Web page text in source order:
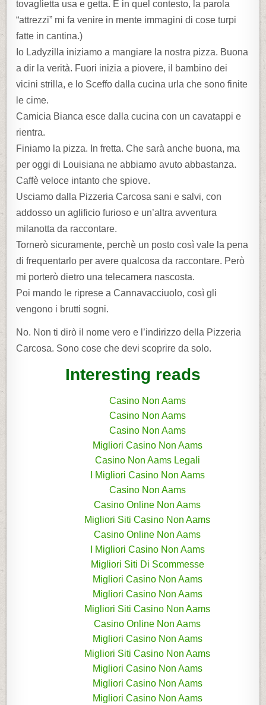
tovaglietta usa e getta. E in quel contesto, la parola
“attrezzi” mi fa venire in mente immagini di cose turpi
fatte in cantina.)
Io Ladyzilla iniziamo a mangiare la nostra pizza. Buona
a dir la verità. Fuori inizia a piovere, il bambino dei
vicini strilla, e lo Sceffo dalla cucina urla che sono finite
le cime.
Camicia Bianca esce dalla cucina con un cavatappi e
rientra.
Finiamo la pizza. In fretta. Che sarà anche buona, ma
per oggi di Louisiana ne abbiamo avuto abbastanza.
Caffè veloce intanto che spiove.
Usciamo dalla Pizzeria Carcosa sani e salvi, con
addosso un aglificio furioso e un’altra avventura
milanotta da raccontare.
Tornerò sicuramente, perchè un posto così vale la pena
di frequentarlo per avere qualcosa da raccontare. Però
mi porterò dietro una telecamera nascosta.
Poi mando le riprese a Cannavacciuolo, così gli
vengono i brutti sogni.
No. Non ti dirò il nome vero e l’indirizzo della Pizzeria
Carcosa. Sono cose che devi scoprire da solo.
Interesting reads
Casino Non Aams
Casino Non Aams
Casino Non Aams
Migliori Casino Non Aams
Casino Non Aams Legali
I Migliori Casino Non Aams
Casino Non Aams
Casino Online Non Aams
Migliori Siti Casino Non Aams
Casino Online Non Aams
I Migliori Casino Non Aams
Migliori Siti Di Scommesse
Migliori Casino Non Aams
Migliori Casino Non Aams
Migliori Siti Casino Non Aams
Casino Online Non Aams
Migliori Casino Non Aams
Migliori Siti Casino Non Aams
Migliori Casino Non Aams
Migliori Casino Non Aams
Migliori Casino Non Aams